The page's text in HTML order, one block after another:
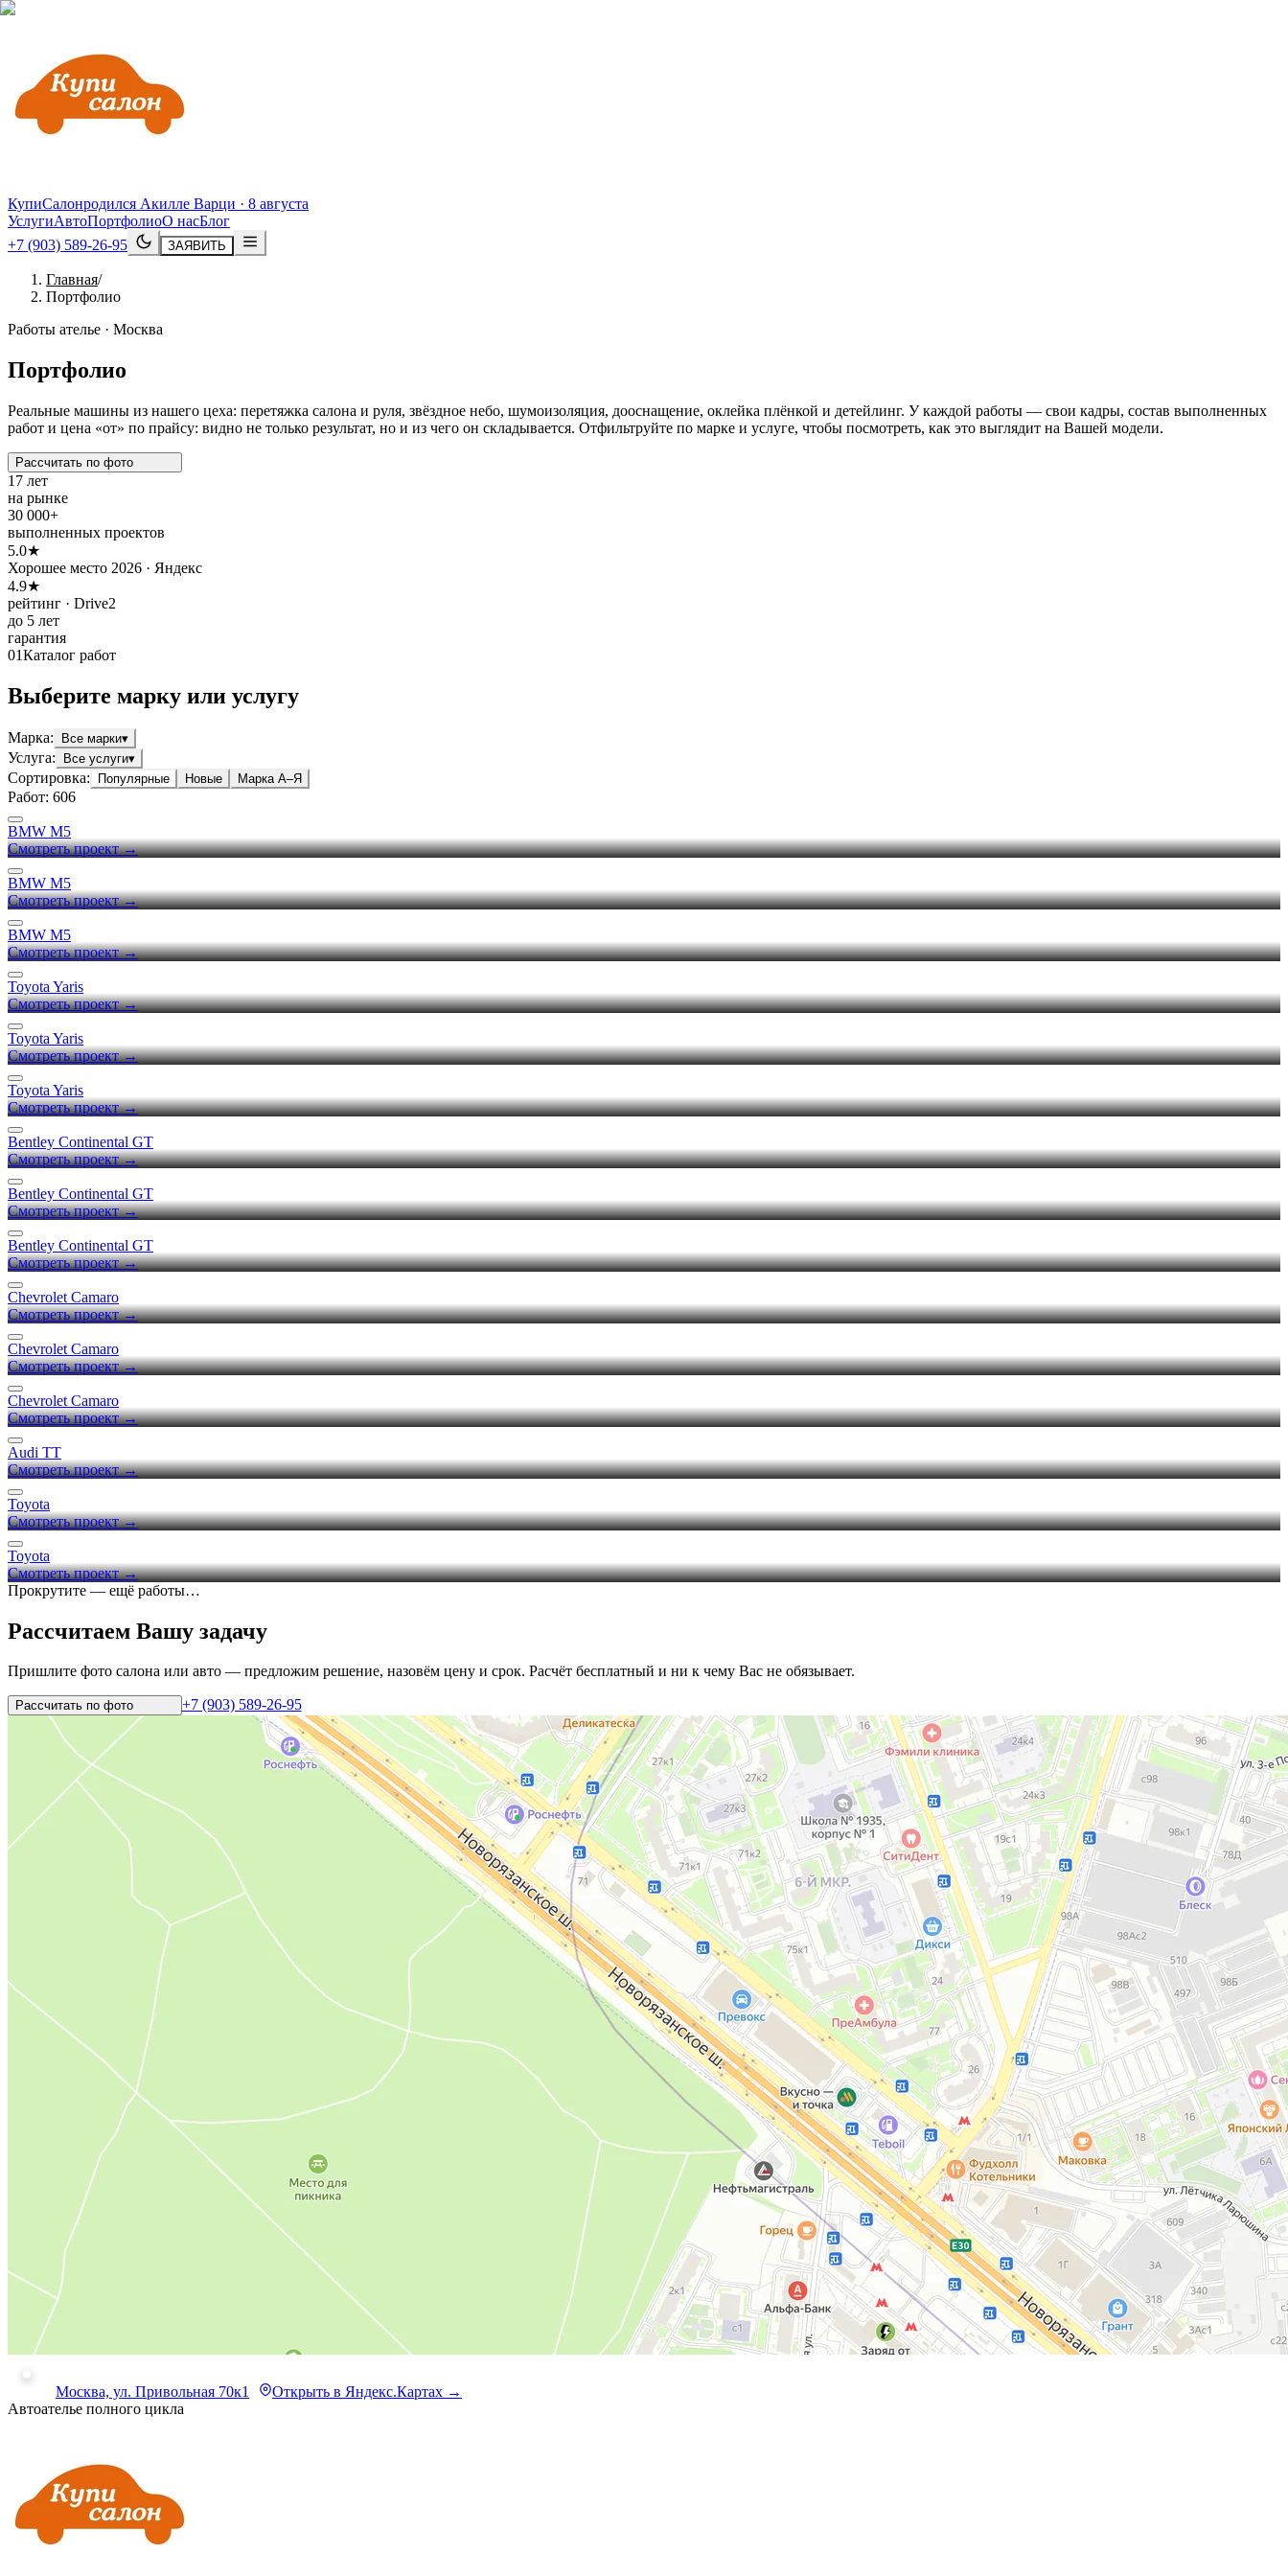
КупиСалонродился Акилле Варци · 8 августа
УслугиАвтоПортфолиоО насБлог
+7 (903) 589-26-95
ЗАЯВИТЬ
Главная/
Портфолио
Работы ателье · Москва
Портфолио
Реальные машины из нашего цеха: перетяжка салона и руля, звёздное небо, шумоизоляция, дооснащение, оклейка плёнкой и детейлинг. У каждой работы — свои кадры, состав выполненных
работ и цена «от» по прайсу: видно не только результат, но и из чего он складывается. Отфильтруйте по марке и услуге, чтобы посмотреть, как это выглядит на Вашей модели.
Рассчитать по фото
17 лет
на рынке
30 000+
выполненных проектов
5.0★
Хорошее место 2026 · Яндекс
4.9★
рейтинг · Drive2
до 5 лет
гарантия
01Каталог работ
Выберите марку или услугу
Марка: Все марки▾
Услуга: Все услуги▾
Сортировка: Популярные Новые Марка А–Я
Работ: 606
BMW M5
Смотреть проект →
BMW M5
Смотреть проект →
BMW M5
Смотреть проект →
Toyota Yaris
Смотреть проект →
Toyota Yaris
Смотреть проект →
Toyota Yaris
Смотреть проект →
Bentley Continental GT
Смотреть проект →
Bentley Continental GT
Смотреть проект →
Bentley Continental GT
Смотреть проект →
Chevrolet Camaro
Смотреть проект →
Chevrolet Camaro
Смотреть проект →
Chevrolet Camaro
Смотреть проект →
Audi TT
Смотреть проект →
Toyota
Смотреть проект →
Toyota
Смотреть проект →
Прокрутите — ещё работы…
Рассчитаем Вашу задачу
Пришлите фото салона или авто — предложим решение, назовём цену и срок. Расчёт бесплатный и ни к чему Вас не обязывает.
Рассчитать по фото +7 (903) 589-26-95
Москва, ул. Привольная 70к1
Открыть в Яндекс.Картах →
Автоателье полного цикла